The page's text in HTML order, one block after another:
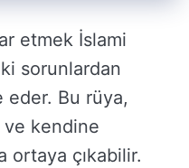
etmek İslami
sorunlardan
eder. Bu rüya,
kendine
ortaya çıkabilir.